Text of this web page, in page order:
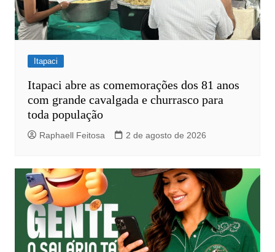
Itapaci
Itapaci abre as comemorações dos 81 anos
com grande cavalgada e churrasco para
toda população
Raphaell Feitosa 2 de agosto de 2026